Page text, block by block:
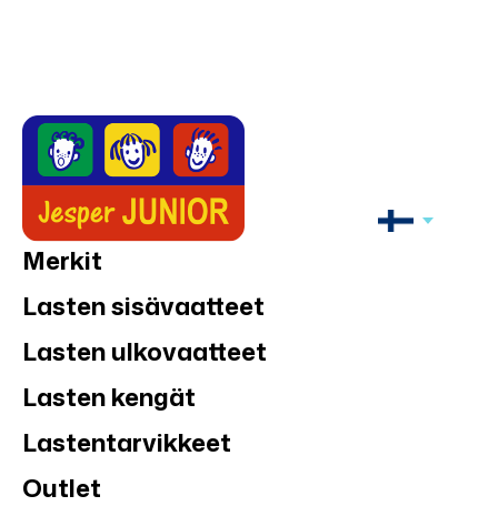
Merkit
Lasten sisävaatteet
Lasten ulkovaatteet
Lasten kengät
Lastentarvikkeet
Outlet